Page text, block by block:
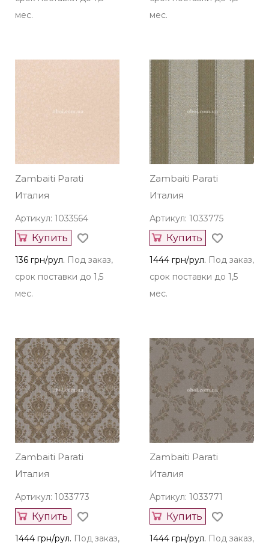
мес.
мес.
Zambaiti Parati
Италия
Артикул: 1033564
Купить
136 грн/рул. Под заказ,
срок поставки до 1,5
мес.
Zambaiti Parati
Италия
Артикул: 1033775
Купить
1444 грн/рул. Под заказ,
срок поставки до 1,5
мес.
Zambaiti Parati
Италия
Артикул: 1033773
Купить
1444 грн/рул. Под заказ,
Zambaiti Parati
Италия
Артикул: 1033771
Купить
1444 грн/рул. Под заказ,